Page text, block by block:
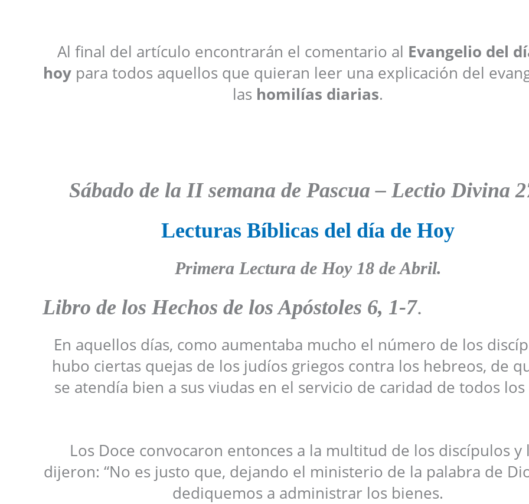
Al final del artículo encontrarán el comentario al Evangelio del
hoypara todos aquellos que quieran leer una explicación del
las homilías diarias.
Sábado de la II semana de Pascua – Lectio Divina
Lecturas Bíblicas del día de Hoy
Primera Lectura de Hoy 18 de Abril.
Libro de los Hechos de los Apóstoles 6, 1-7.
En aquellos días, como aumentaba mucho el número de los
hubo ciertas quejas de los judíos griegos contra los hebreos, de
se atendía bien a sus viudas en el servicio de caridad de todos los
Los Doce convocaron entonces a la multitud de los discípulos y
dijeron: “No es justo que, dejando el ministerio de la palabra de
dediquemos a administrar los bienes.